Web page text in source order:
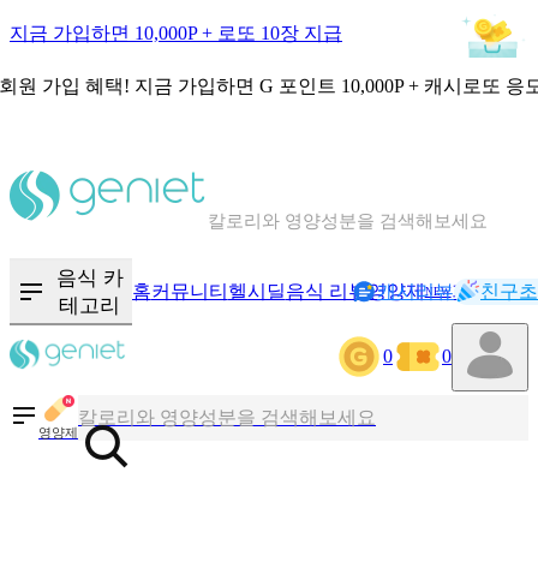
지금 가입하면 10,000P + 로또 10장 지급
원 가입 혜택! 지금 가입하면 G 포인트 10,000P + 캐시로또 응
칼로리와 영양성분을 검색해보세요
음식 카
테고리
홈커뮤니티 헬시딜음식 리뷰영양제NEW기록
캐시리뷰 친구
0 0
영양제
칼로리와 영양성분을 검색해보세요
혈당 · 다이어트 음식 검색해보세요